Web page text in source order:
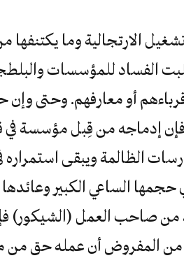
الارتجالية وما
الفساد للمؤسسات
أو معارفهم. وحتى
إدماجه من قِبل مؤسسة في
الظالمة ويبقى
الساعي الكبير
من صاحب العمل (الشيكور)
من المفروض أن عمله حق